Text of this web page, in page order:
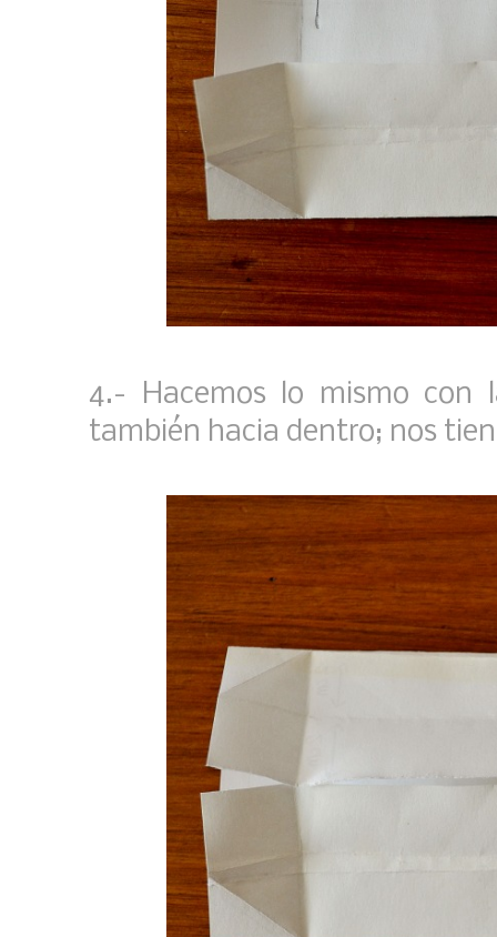
4.- Hacemos lo mismo con
también hacia dentro; nos